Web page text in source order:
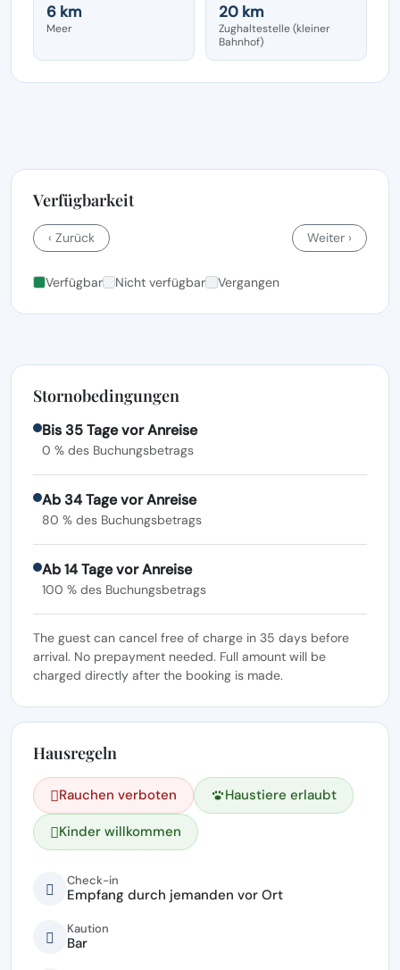
6 km
Meer
20 km
Zughaltestelle (kleiner
Bahnhof)
Verfügbarkeit
‹ Zurück Weiter ›
Verfügbar Nicht verfügbar Vergangen
Stornobedingungen
Bis 35 Tage vor Anreise
0 % des Buchungsbetrags
Ab 34 Tage vor Anreise
80 % des Buchungsbetrags
Ab 14 Tage vor Anreise
100 % des Buchungsbetrags
The guest can cancel free of charge in 35 days before
arrival. No prepayment needed. Full amount will be
charged directly after the booking is made.
Hausregeln
Rauchen verboten Haustiere erlaubt
Kinder willkommen
Check-in
Empfang durch jemanden vor Ort
Kaution
Bar